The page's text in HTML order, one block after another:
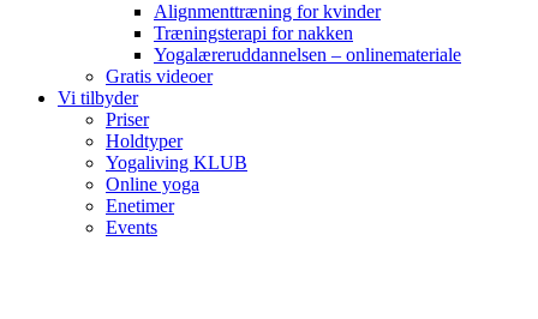
Alignmenttræning for kvinder
Træningsterapi for nakken
Yogalæreruddannelsen – onlinemateriale
Gratis videoer
Vi tilbyder
Priser
Holdtyper
Yogaliving KLUB
Online yoga
Enetimer
Events